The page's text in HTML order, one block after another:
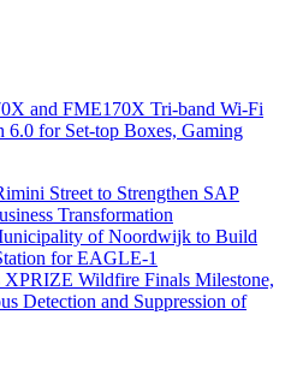
and FME170X Tri-band Wi-Fi
6.0 for Set-top Boxes, Gaming
Street to Strengthen SAP
Transformation
of Noordwijk to Build
for EAGLE-1
XPRIZE Wildfire Finals Milestone,
Detection and Suppression of